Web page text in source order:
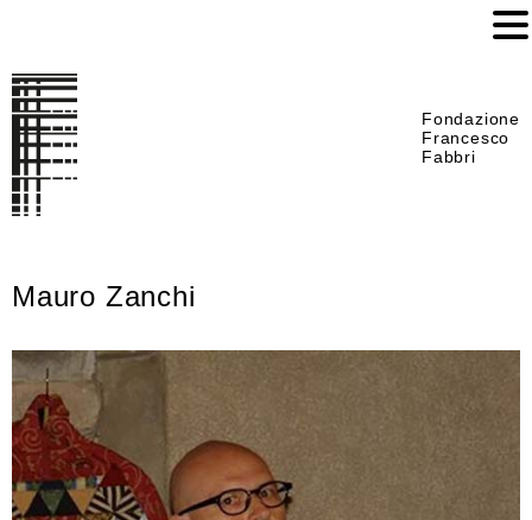
Fondazione
Francesco
Fabbri
Mauro Zanchi